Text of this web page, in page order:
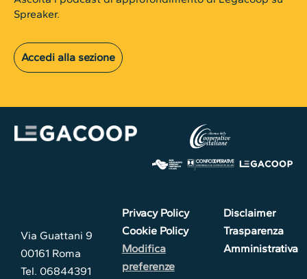
Spreaker.
Accedi alla sezione
Via Guattani 9
00161 Roma
Tel. 06844391
Privacy Policy
Cookie Policy
Modifica
preferenze
Disclaimer
Trasparenza
Amministrativa